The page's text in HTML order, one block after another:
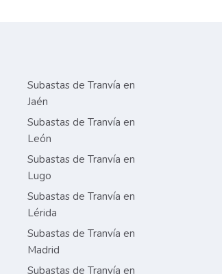
Subastas de Tranvía en
Jaén
Subastas de Tranvía en
León
Subastas de Tranvía en
Lugo
Subastas de Tranvía en
Lérida
Subastas de Tranvía en
Madrid
Subastas de Tranvía en